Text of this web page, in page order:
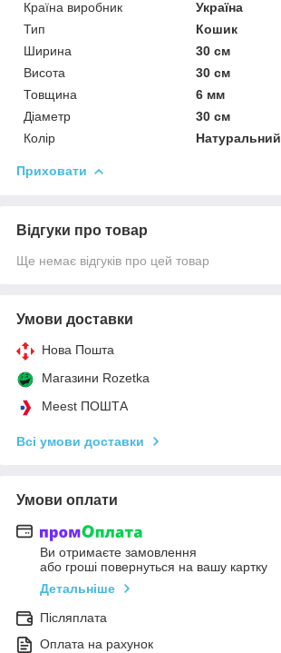
Країна виробник
Україна
Тип
Кошик
Ширина
30 см
Висота
30 см
Товщина
6 мм
Діаметр
30 см
Колір
Натуральний
Приховати
Відгуки про товар
Ще немає відгуків про цей товар
Умови доставки
Нова Пошта
Магазини Rozetka
Meest ПОШТА
Всі умови доставки
Умови оплати
Ви отримаєте замовлення
або гроші повернуться на вашу картку
Детальніше
Післяплата
Оплата на рахунок